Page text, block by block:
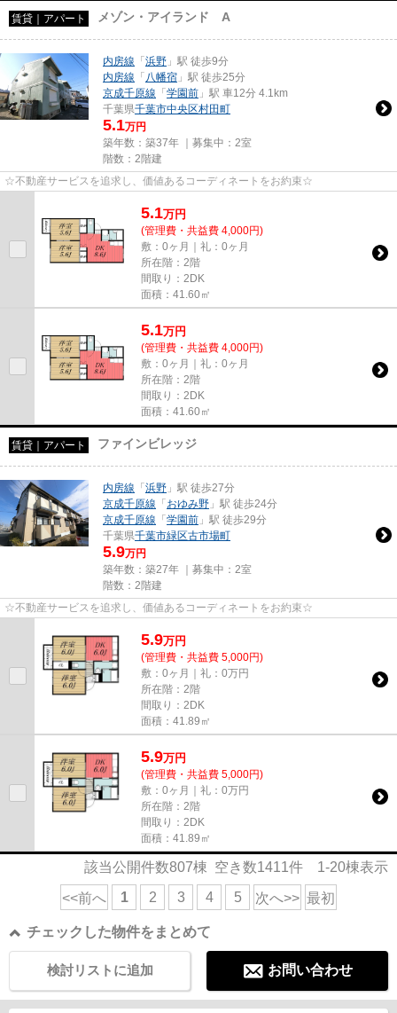
賃貸｜アパート メゾン・アイランド A
内房線 「 浜野 」駅 徒歩9分
内房線 「 八幡宿 」駅 徒歩25分
京成千原線 「 学園前 」駅 車12分 4.1km
千葉県千葉市中央区村田町
5.1万円
築年数：築37年 ｜募集中： 2室
階数：2階建
☆不動産サービスを追求し、価値あるコーディネートをお約束☆
5.1万円
(管理費・共益費 4,000円)
敷：0ヶ月｜礼：0ヶ月
所在階：2階
間取り：2DK
面積：41.60㎡
5.1万円
(管理費・共益費 4,000円)
敷：0ヶ月｜礼：0ヶ月
所在階：2階
間取り：2DK
面積：41.60㎡
賃貸｜アパート ファインビレッジ
内房線 「 浜野 」駅 徒歩27分
京成千原線 「 おゆみ野 」駅 徒歩24分
京成千原線 「 学園前 」駅 徒歩29分
千葉県千葉市緑区古市場町
5.9万円
築年数：築27年 ｜募集中： 2室
階数：2階建
☆不動産サービスを追求し、価値あるコーディネートをお約束☆
5.9万円
(管理費・共益費 5,000円)
敷：0ヶ月｜礼：0万円
所在階：2階
間取り：2DK
面積：41.89㎡
5.9万円
(管理費・共益費 5,000円)
敷：0ヶ月｜礼：0万円
所在階：2階
間取り：2DK
面積：41.89㎡
該当公開件数807棟 空き数1411件 1-20棟表示
<<前へ 1 2 3 4 5 次へ>> 最初
チェックした物件をまとめて
お問い合わせ
検討リストに追加